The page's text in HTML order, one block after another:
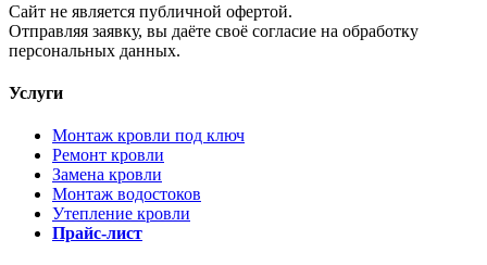
Cайт не является публичной офертой.
Отправляя заявку, вы даёте своё согласие на обработку
персональных данных.
Услуги
Монтаж кровли под ключ
Ремонт кровли
Замена кровли
Монтаж водостоков
Утепление кровли
Прайс-лист